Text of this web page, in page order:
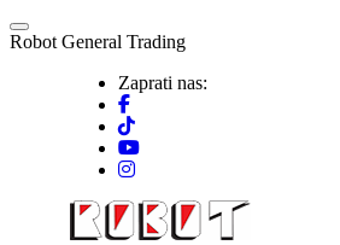
Skip
to
Robot General Trading
Zaprati nas: